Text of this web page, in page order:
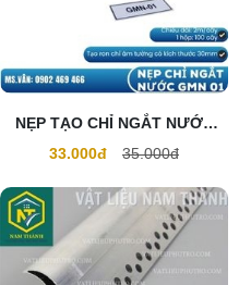
NẸP TẠO CHỈ NGẮT NƯỚC
GMN 01
33.000đ 35.000đ